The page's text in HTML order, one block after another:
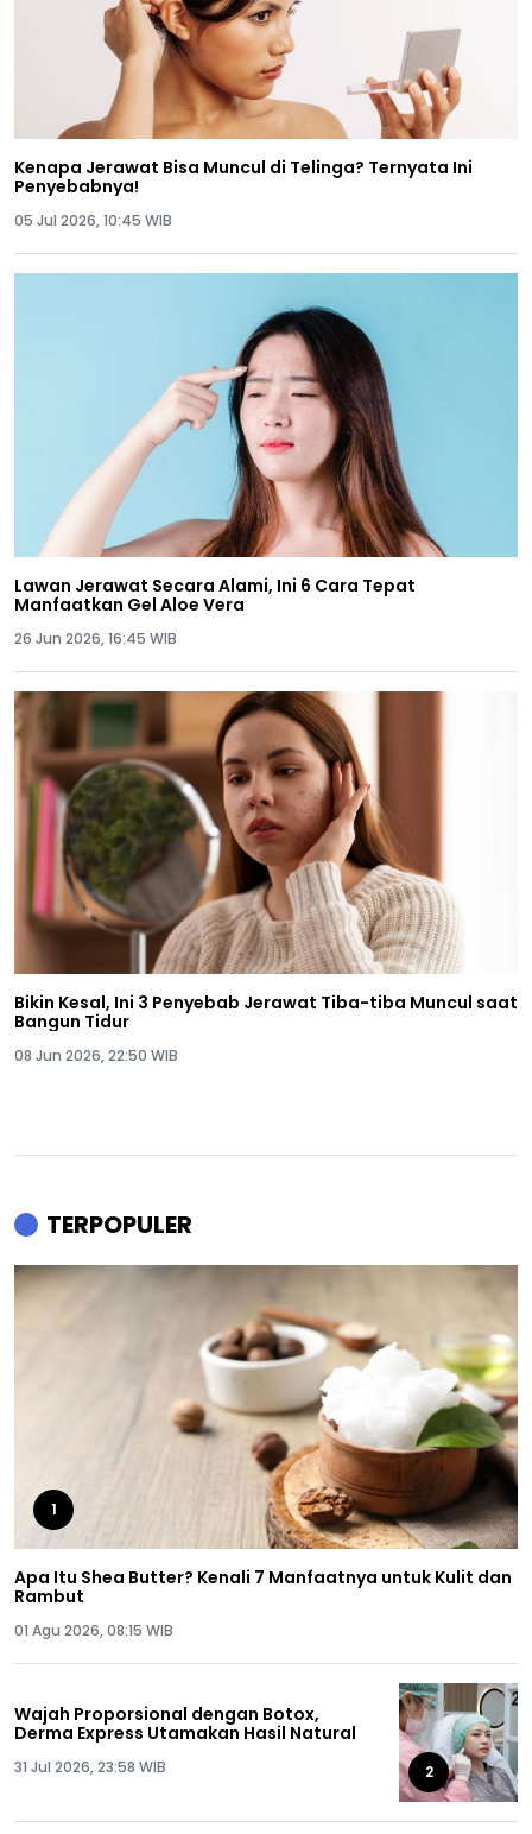
Kenapa Jerawat Bisa Muncul di Telinga? Ternyata Ini
Penyebabnya!
05 Jul 2026, 10:45 WIB
Lawan Jerawat Secara Alami, Ini 6 Cara Tepat
Manfaatkan Gel Aloe Vera
26 Jun 2026, 16:45 WIB
Bikin Kesal, Ini 3 Penyebab Jerawat Tiba-tiba Muncul saat
Bangun Tidur
08 Jun 2026, 22:50 WIB
TERPOPULER
1
Apa Itu Shea Butter? Kenali 7 Manfaatnya untuk Kulit dan
Rambut
01 Agu 2026, 08:15 WIB
Wajah Proporsional dengan Botox,
Derma Express Utamakan Hasil Natural
31 Jul 2026, 23:58 WIB 2